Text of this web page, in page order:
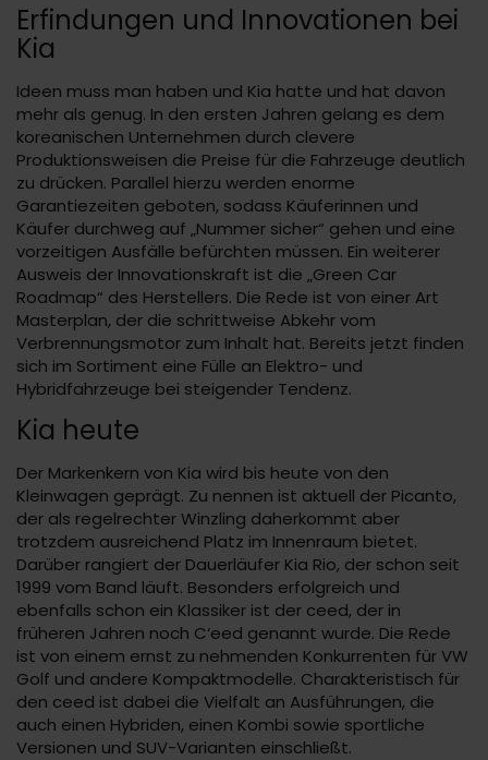
Erfindungen und Innovationen bei
Kia
Ideen muss man haben und Kia hatte und hat davon
mehr als genug. In den ersten Jahren gelang es dem
koreanischen Unternehmen durch clevere
Produktionsweisen die Preise für die Fahrzeuge deutlich
zu drücken. Parallel hierzu werden enorme
Garantiezeiten geboten, sodass Käuferinnen und
Käufer durchweg auf „Nummer sicher“ gehen und eine
vorzeitigen Ausfälle befürchten müssen. Ein weiterer
Ausweis der Innovationskraft ist die „Green Car
Roadmap“ des Herstellers. Die Rede ist von einer Art
Masterplan, der die schrittweise Abkehr vom
Verbrennungsmotor zum Inhalt hat. Bereits jetzt finden
sich im Sortiment eine Fülle an Elektro- und
Hybridfahrzeuge bei steigender Tendenz.
Kia heute
Der Markenkern von Kia wird bis heute von den
Kleinwagen geprägt. Zu nennen ist aktuell der Picanto,
der als regelrechter Winzling daherkommt aber
trotzdem ausreichend Platz im Innenraum bietet.
Darüber rangiert der Dauerläufer Kia Rio, der schon seit
1999 vom Band läuft. Besonders erfolgreich und
ebenfalls schon ein Klassiker ist der ceed, der in
früheren Jahren noch C‘eed genannt wurde. Die Rede
ist von einem ernst zu nehmenden Konkurrenten für VW
Golf und andere Kompaktmodelle. Charakteristisch für
den ceed ist dabei die Vielfalt an Ausführungen, die
auch einen Hybriden, einen Kombi sowie sportliche
Versionen und SUV-Varianten einschließt.